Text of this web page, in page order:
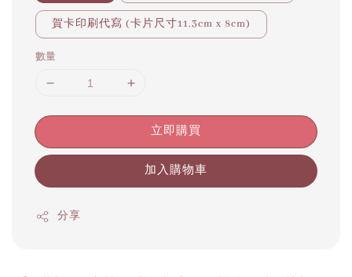
賀卡印刷代寫 (卡片尺寸11.3cm x 8cm)
數量
立即購買
加入購物車
分享